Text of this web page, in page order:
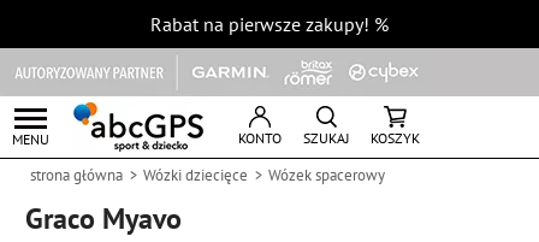
Rabat na pierwsze zakupy! %
MENU KONTO SZUKAJ KOSZYK
strona główna Wózki dziecięce Wózek spacerowy
Graco Myavo